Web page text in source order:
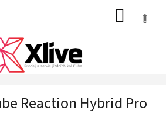
Reaction Hybrid Pro